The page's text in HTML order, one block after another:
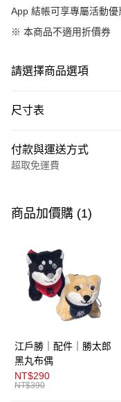
App 結帳可享專屬活動優
※ 本商品不適用折價券
請選擇商品選項
尺寸表
付款與運送方式
超取免運費
信用卡一次付款
LINE Pay
AFTEE先享後付
【關於「AFTEE先享後付」】
便利好安心！
１．簡單：不需註冊會員、
２．便利：只要手機號碼，
３．安心：先確認商品／服
運送方式
全家取貨付款
商品加價購 (1)
江戶勝｜配件｜勝太郎
黑丸布偶
NT$290
NT$390